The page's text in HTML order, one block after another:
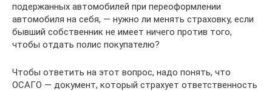
подержанных автомобилей при переоформлении
автомобиля на себя, — нужно ли менять страховку, если
бывший собственник не имеет ничего против того,
чтобы отдать полис покупателю?
Чтобы ответить на этот вопрос, надо понять, что
ОСАГО — документ, который страхует ответственность